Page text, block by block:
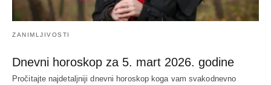
ZANIMLJIVOSTI
Dnevni horoskop za 5. mart 2026. godine
Pročitajte najdetaljniji dnevni horoskop koga vam svakodnevno